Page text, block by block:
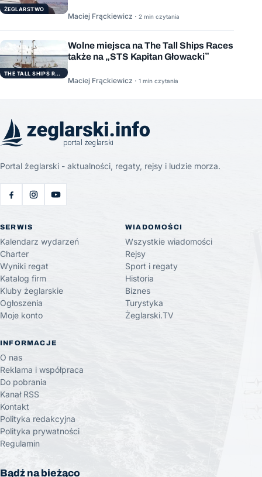
ŻEGLARSTWO
Maciej Frąckiewicz · 2 min czytania
THE TALL SHIPS RACES
Wolne miejsca na The Tall Ships Races
także na „STS Kapitan Głowacki”
Maciej Frąckiewicz · 1 min czytania
Portal żeglarski - aktualności, regaty, rejsy i ludzie morza.
SERWIS
Kalendarz wydarzeń
Charter
Wyniki regat
Katalog firm
Kluby żeglarskie
Ogłoszenia
Moje konto
WIADOMOŚCI
Wszystkie wiadomości
Rejsy
Sport i regaty
Historia
Biznes
Turystyka
Żeglarski.TV
INFORMACJE
O nas
Reklama i współpraca
Do pobrania
Kanał RSS
Kontakt
Polityka redakcyjna
Polityka prywatności
Regulamin
Bądź na bieżąco